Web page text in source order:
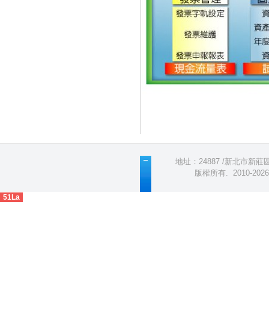
地址：24887 /新北市新
版權所有. 2010-
51La